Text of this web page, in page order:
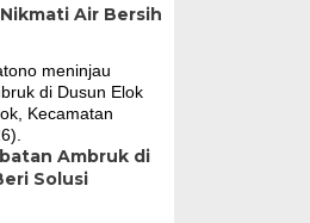
Air Bersih
Ambruk di
Solusi